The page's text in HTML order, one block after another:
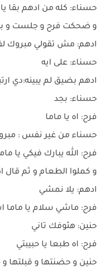
حسناء: كله من ادهم بقا
و ضحكت فرح و جلست و
ادهم: مش تقولي مبروك
حسناء: على ايه
ادهم بضيق لم يبينه:دي
حسناء: بجد
فرح: اه يا ماما
حسناء من غير نفس :
فرح: الله يبارك فيكي يا
و كملوا الطعام و ثم قال
ادهم: يلا نمشي
فرح: ماشي سلام يا
حنين: هثوفك تاني
فرح: اه طبعا يا حبيبتي
حنين و حضنتها و قبلتها